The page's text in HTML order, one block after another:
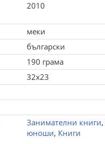
2010
меки
български
190 грама
32x23
Занимателни книги,
юноши, Книги